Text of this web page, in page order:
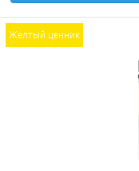
желтый ценник